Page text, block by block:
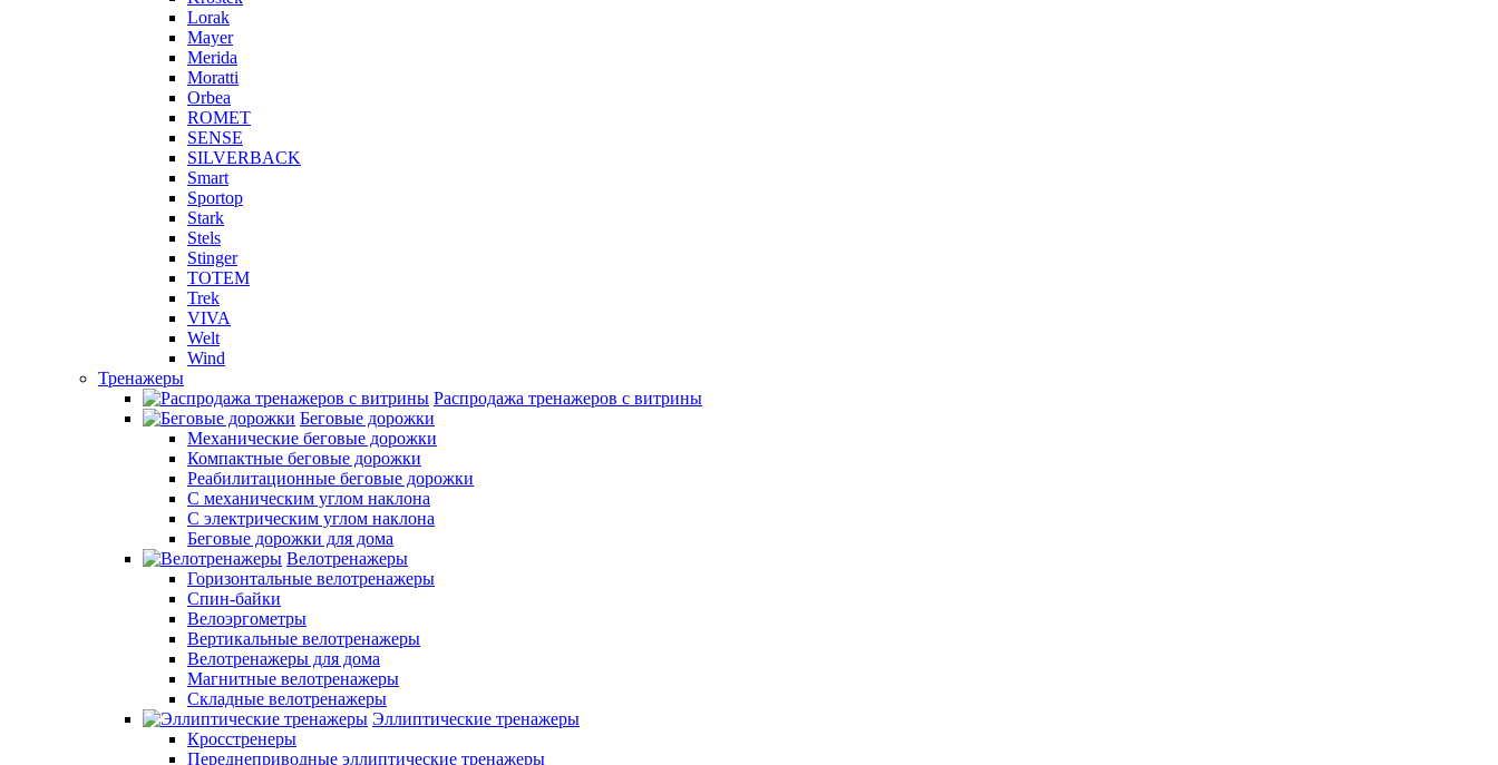
Lorak
Mayer
Merida
Moratti
Orbea
ROMET
SENSE
SILVERBACK
Smart
Sportop
Stark
Stels
Stinger
TOTEM
Trek
VIVA
Welt
Wind
Тренажеры
Распродажа тренажеров с витрины
Беговые дорожки
Механические беговые дорожки
Компактные беговые дорожки
Реабилитационные беговые дорожки
С механическим углом наклона
С электрическим углом наклона
Беговые дорожки для дома
Велотренажеры
Горизонтальные велотренажеры
Спин-байки
Велоэргометры
Вертикальные велотренажеры
Велотренажеры для дома
Магнитные велотренажеры
Складные велотренажеры
Эллиптические тренажеры
Кросстренеры
Переднеприводные эллиптические тренажеры